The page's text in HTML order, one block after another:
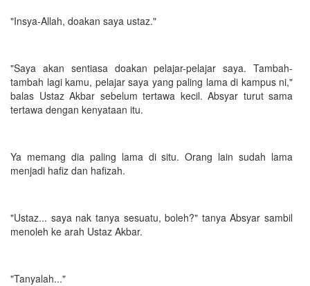
"Insya-Allah, doakan saya ustaz."
"Saya akan sentiasa doakan pelajar-pelajar saya. Tambah-
tambah lagi kamu, pelajar saya yang paling lama di kampus ni,"
balas Ustaz Akbar sebelum tertawa kecil. Absyar turut sama
tertawa dengan kenyataan itu.
Ya memang dia paling lama di situ. Orang lain sudah lama
menjadi hafiz dan hafizah.
"Ustaz... saya nak tanya sesuatu, boleh?" tanya Absyar sambil
menoleh ke arah Ustaz Akbar.
"Tanyalah..."